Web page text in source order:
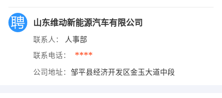
山东维动新能源汽车有限公司
联系人： 人事部
联系电话： ****
公司地址： 邹平县经济开发区金玉大道中段